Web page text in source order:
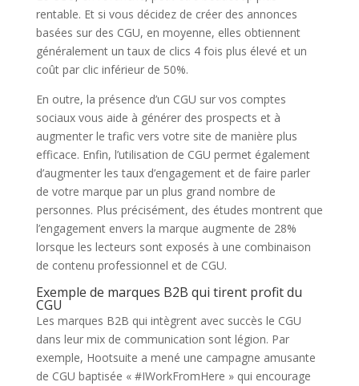
rentable. Et si vous décidez de créer des annonces
basées sur des CGU, en moyenne, elles obtiennent
généralement un taux de clics 4 fois plus élevé et un
coût par clic inférieur de 50%.
En outre, la présence d’un CGU sur vos comptes
sociaux vous aide à générer des prospects et à
augmenter le trafic vers votre site de manière plus
efficace. Enfin, l’utilisation de CGU permet également
d’augmenter les taux d’engagement et de faire parler
de votre marque par un plus grand nombre de
personnes. Plus précisément, des études montrent que
l’engagement envers la marque augmente de 28%
lorsque les lecteurs sont exposés à une combinaison
de contenu professionnel et de CGU.
Exemple de marques B2B qui tirent profit du
CGU
Les marques B2B qui intègrent avec succès le CGU
dans leur mix de communication sont légion. Par
exemple, Hootsuite a mené une campagne amusante
de CGU baptisée « #IWorkFromHere » qui encourage